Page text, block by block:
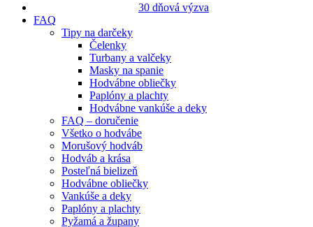
30 dňová výzva
FAQ
Tipy na darčeky
Čelenky
Turbany a valčeky
Masky na spanie
Hodvábne obliečky
Paplóny a plachty
Hodvábne vankúše a deky
FAQ – doručenie
Všetko o hodvábe
Morušový hodváb
Hodváb a krása
Posteľná bielizeň
Hodvábne obliečky
Vankúše a deky
Paplóny a plachty
Pyžamá a župany